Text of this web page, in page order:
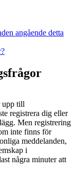
angående detta
upp till
registrera dig eller
Men registrering
inte finns för
meddelanden,
i
några minuter att